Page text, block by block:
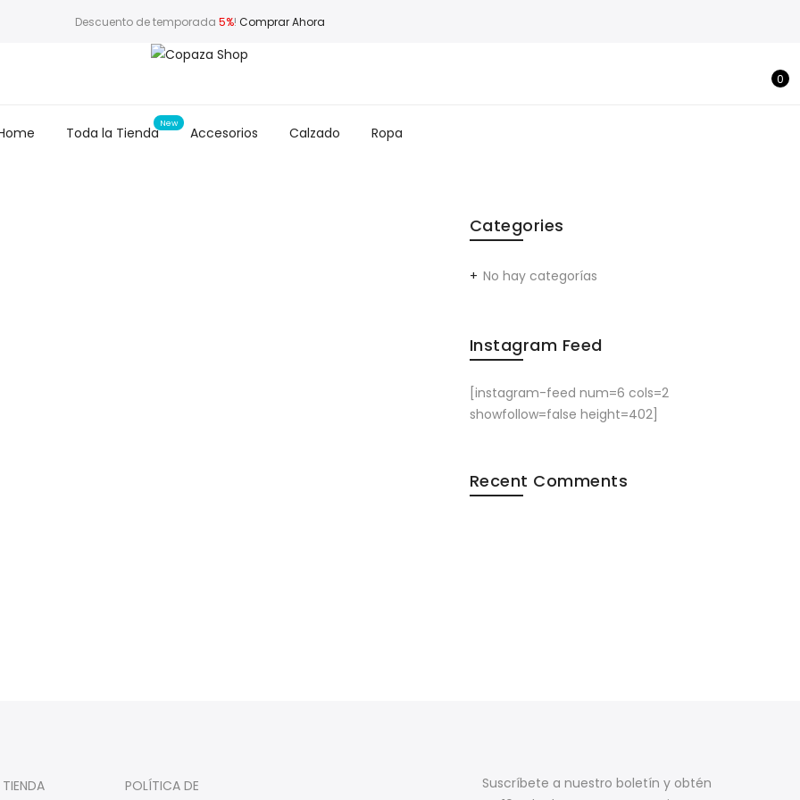
Descuento de temporada 5%! Comprar Ahora
0
Toda la Tienda Accesorios Calzado Ropa
Categories
No hay categorías
Instagram Feed
[instagram-feed num=6 cols=2
showfollow=false height=402]
Recent Comments
POLÍTICA DE
Suscríbete a nuestro boletín y obtén